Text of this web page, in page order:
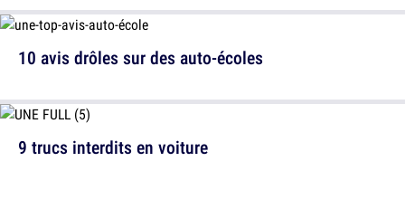
9 trucs interdits en voiture
10 avis drôles sur des auto-écoles